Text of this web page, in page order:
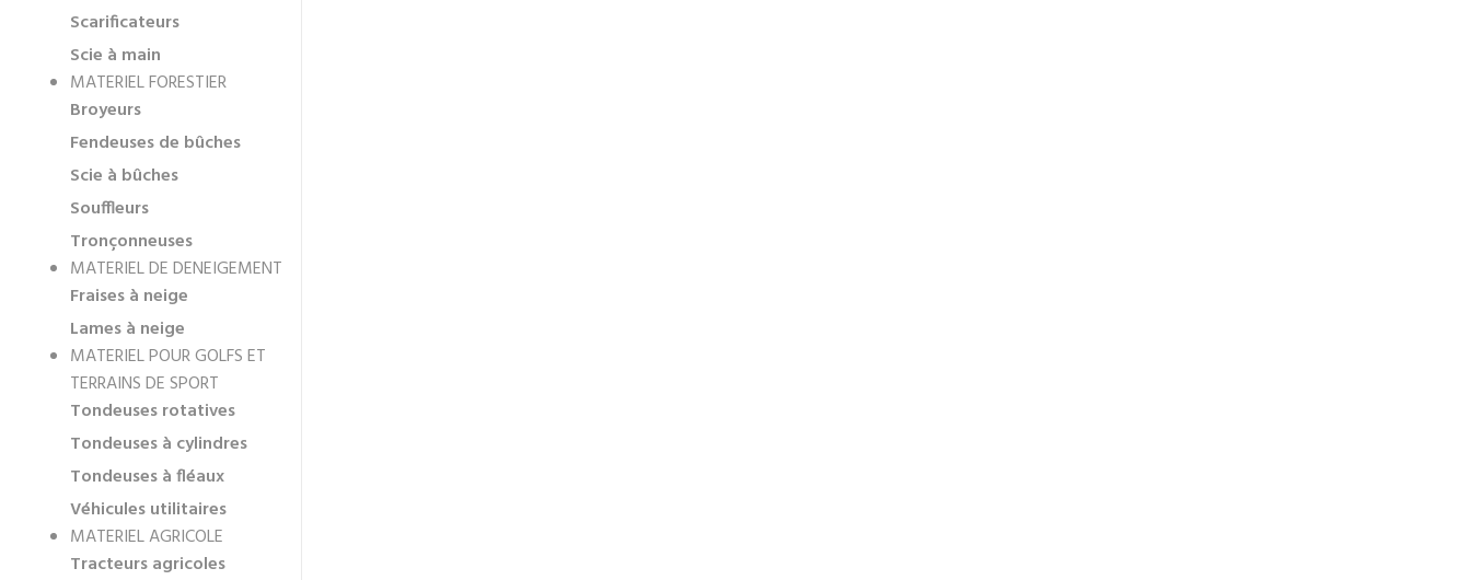
Scarificateurs
Scie à main
MATERIEL FORESTIER
Broyeurs
Fendeuses de bûches
Scie à bûches
Souffleurs
Tronçonneuses
MATERIEL DE DENEIGEMENT
Fraises à neige
Lames à neige
MATERIEL POUR GOLFS ET
TERRAINS DE SPORT
Tondeuses rotatives
Tondeuses à cylindres
Tondeuses à fléaux
Véhicules utilitaires
MATERIEL AGRICOLE
Tracteurs agricoles